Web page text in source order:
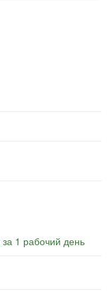
за 1 рабочий день